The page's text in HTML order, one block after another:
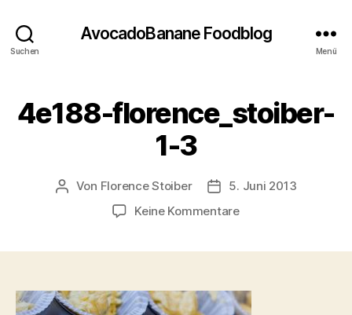
Suchen
AvocadoBanane Foodblog
Menü
4e188-florence_stoiber-
1-3
Beitragsautor
Von Florence Stoiber Veröffentlichungsdatum
5. Juni 2013
Keine Kommentarezu